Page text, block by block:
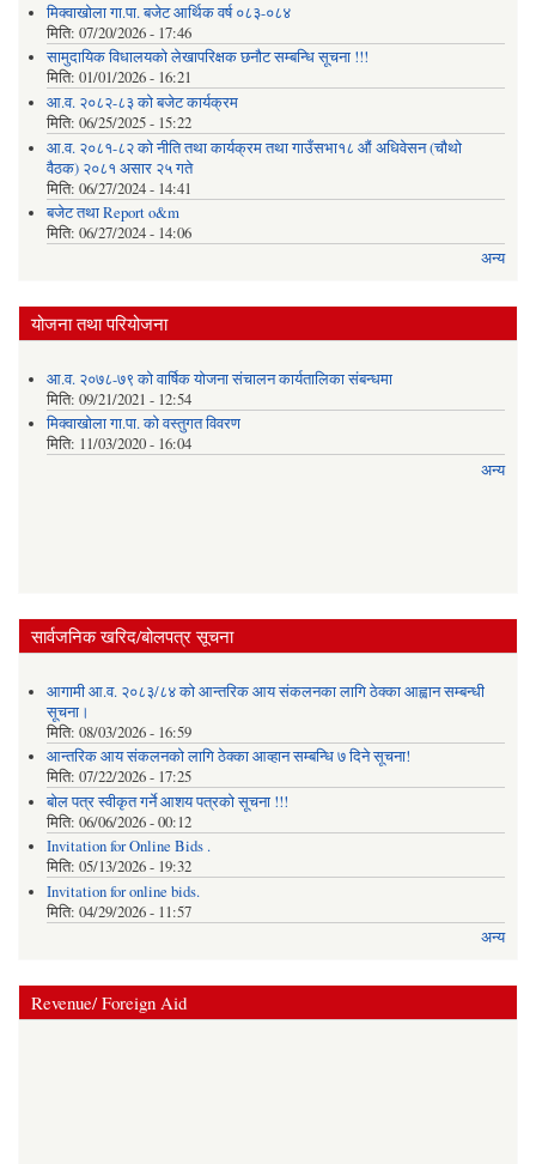
मिक्वाखोला गा.पा. बजेट आर्थिक वर्ष ०८३-०८४
मिति: 07/20/2026 - 17:46
सामुदायिक विधालयको लेखापरिक्षक छनौट सम्बन्धि सूचना !!!
मिति: 01/01/2026 - 16:21
आ.व. २०८२-८३ को बजेट कार्यक्रम
मिति: 06/25/2025 - 15:22
आ.व. २०८१-८२ को नीति तथा कार्यक्रम तथा गाउँसभा१८ औं अधिवेसन (चौथो
वैठक) २०८१ असार २५ गते
मिति: 06/27/2024 - 14:41
बजेट तथा Report o&m
मिति: 06/27/2024 - 14:06
अन्य
योजना तथा परियोजना
आ.व. २०७८-७९ को वार्षिक योजना संचालन कार्यतालिका संबन्धमा
मिति: 09/21/2021 - 12:54
मिक्वाखोला गा.पा. को वस्तुगत विवरण
मिति: 11/03/2020 - 16:04
अन्य
सार्वजनिक खरिद/बोलपत्र सूचना
आगामी आ.व. २०८३/८४ को आन्तरिक आय संकलनका लागि ठेक्का आह्वान सम्बन्धी
सूचना।
मिति: 08/03/2026 - 16:59
आन्तरिक आय संकलनको लागि ठेक्‍का आव्हान सम्बन्धि ७ दिने सूचना!
मिति: 07/22/2026 - 17:25
बोल पत्र स्वीकृत गर्ने आशय पत्रको सूचना !!!
मिति: 06/06/2026 - 00:12
Invitation for Online Bids .
मिति: 05/13/2026 - 19:32
Invitation for online bids.
मिति: 04/29/2026 - 11:57
अन्य
Revenue/ Foreign Aid